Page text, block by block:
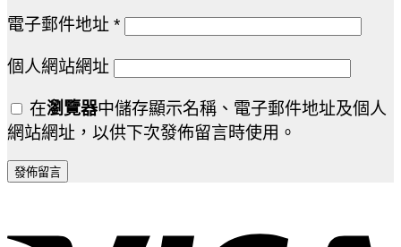
電子郵件地址 *
個人網站網址
在瀏覽器中儲存顯示名稱、電子郵件地址及個人
網站網址，以供下次發佈留言時使用。